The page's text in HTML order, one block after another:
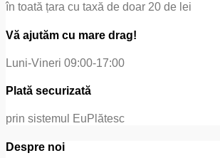
în toată țara cu taxă de doar 20 de lei
Vă ajutăm cu mare drag!
Luni-Vineri 09:00-17:00
Plată securizată
prin sistemul EuPlătesc
Despre noi